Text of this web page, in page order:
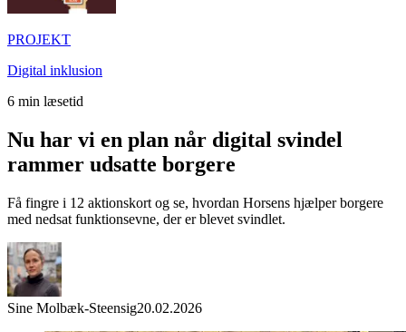
PROJEKT
Digital inklusion
6 min læsetid
Nu har vi en plan når digital svindel
rammer udsatte borgere
Få fingre i 12 aktionskort og se, hvordan Horsens hjælper borgere
med nedsat funktionsevne, der er blevet svindlet.
Sine Molbæk-Steensig20.02.2026